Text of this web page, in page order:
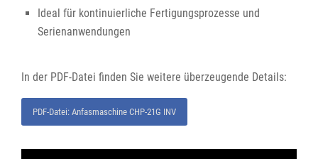
Ideal für kontinuierliche Fertigungsprozesse und
Serienanwendungen
In der PDF-Datei finden Sie weitere überzeugende Details:
PDF-Datei: Anfasmaschine CHP-21G INV